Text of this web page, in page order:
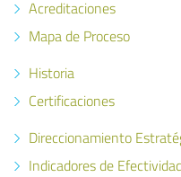
Acreditaciones
Mapa de Proceso
Historia
Certificaciones
Direccionamiento
Indicadores de